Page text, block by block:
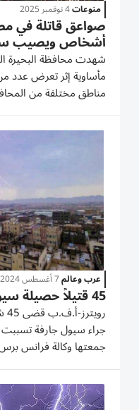
منوعات4 نوفمبر 2025
أشخاص ويصيب
شهدت محافظة البحيرة
مأساوية إثر تعرض
مناطق مختلفة من
ثلاثة أشخاص، وإصابة
الاستقرار في الطقس
ورعد ورياح قوية....
عرب وعالم7 أغسطس 2024
45 قتيلاً حصيلة سيول جارفة باليمن
جراء سيول جارفة
جمعتها وكالة فرانس برس
مكتب الأمم المتحدة
ومحافظ الحُديدة
محلية وإغاثية...